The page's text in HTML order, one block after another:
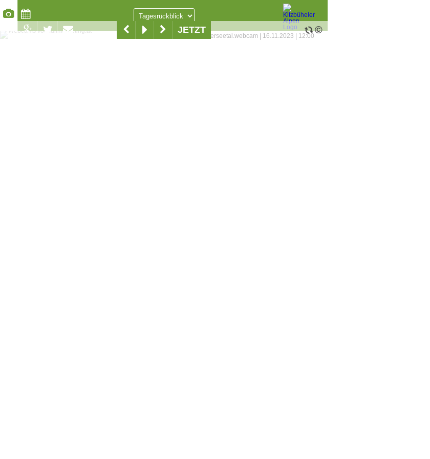
www.pillerseetal.webcam 16.11.2023 12:00
JETZT ©